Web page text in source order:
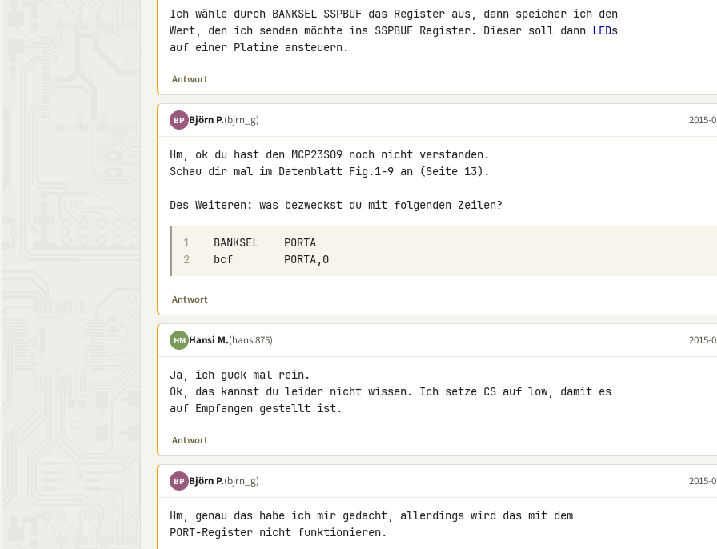
Ich wähle durch BANKSEL SSPBUF das Register aus, dann speicher ich den
Wert, den ich senden möchte ins SSPBUF Register. Dieser soll dann LEDs
auf einer Platine ansteuern.
Antwort
BP Björn P.(bjrn_g) 2015-
Hm, ok du hast den MCP23S09 noch nicht verstanden.
Schau dir mal im Datenblatt Fig.1-9 an (Seite 13).
1
2
Antwort
HM Hansi M.(hansi875) 2015-
Ja, ich guck mal rein.
Ok, das kannst du leider nicht wissen. Ich setze CS auf low, damit es
auf Empfangen gestellt ist.
Antwort
BP Björn P.(bjrn_g) 2015-
Hm, genau das habe ich mir gedacht, allerdings wird das mit dem
PORT-Register nicht funktionieren.